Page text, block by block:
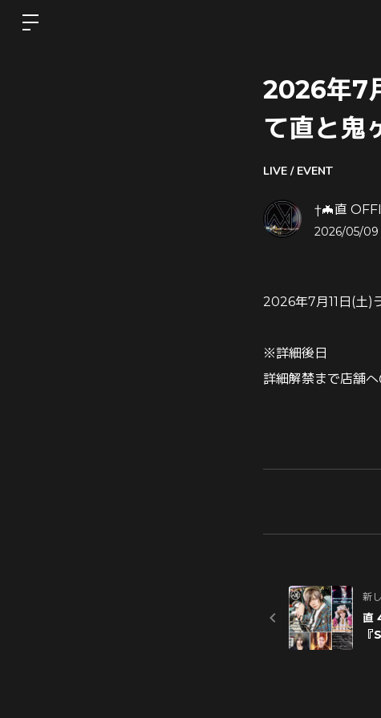
2026年7
て直と鬼
LIVE / EVENT
†🦇直
2026/05/09
2026年7月11日(土)
※詳細後日
詳細解禁まで店舗
新
直